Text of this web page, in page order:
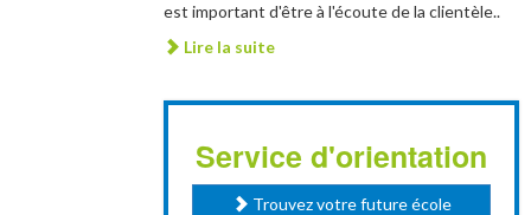
est important d'être à l'écoute de la clientèle..
Lire la suite
Service d'orientation
Trouvez votre future école